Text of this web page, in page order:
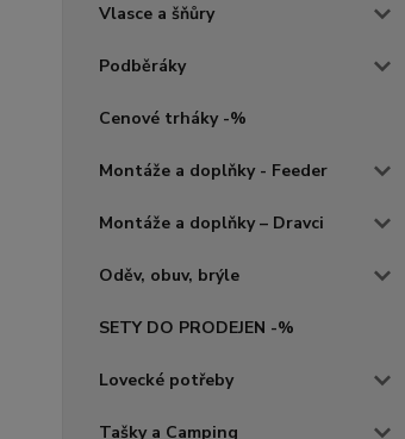
Vlasce a šňůry
Podběráky
Cenové trháky -%
Montáže a doplňky - Feeder
Montáže a doplňky – Dravci
Oděv, obuv, brýle
SETY DO PRODEJEN -%
Lovecké potřeby
Tašky a Camping